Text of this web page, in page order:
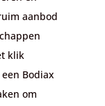
aanbod
klik
Bodiax
om